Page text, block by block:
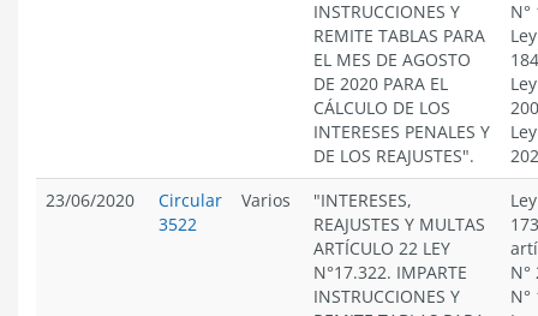
INSTRUCCIONES Y
REMITE TABLAS PARA
EL MES DE AGOSTO
DE 2020 PARA EL
CÁLCULO DE LOS
INTERESES PENALES Y
DE LOS REAJUSTES".
N°
23/06/2020
Circular
3522
Varios
"INTERESES,
REAJUSTES Y MULTAS
ARTÍCULO 22 LEY
N°17.322. IMPARTE
INSTRUCCIONES Y
N°
N°